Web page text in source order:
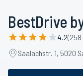
BestDrive
4.2(258
Saalachstr. 1, 5020